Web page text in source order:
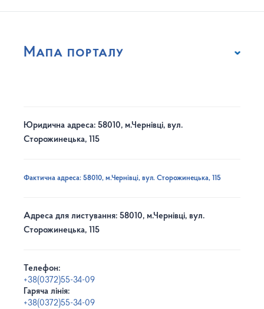
Мапа порталу
Юридична адреса: 58010, м.Чернівці, вул.
Сторожинецька, 115
Фактична адреса: 58010, м.Чернівці, вул. Сторожинецька, 115
Адреса для листування: 58010, м.Чернівці, вул.
Сторожинецька, 115
Телефон:
+38(0372)55-34-09
Гаряча лінія:
+38(0372)55-34-09